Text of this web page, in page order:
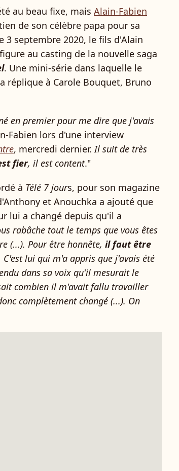
au beau fixe, mais Alain-Fabien
de son célèbre papa pour sa
3 septembre 2020, le fils d'Alain
au casting de la nouvelle saga
. Une mini-série dans laquelle le
réplique à Carole Bouquet, Bruno
en premier pour me dire que j'avais
Fabien lors d'une interview
, mercredi dernier.Il suit de très
fier, il est content."
à Télé 7 jours, pour son magazine
et Anouchka a ajouté que
lui a changé depuis qu'il a
rabâche tout le temps que vous êtes
(...). Pour être honnête, il faut être
C'est lui qui m'a appris que j'avais été
dans sa voix qu'il mesurait le
combien il m'avait fallu travailler
complètement changé (...). On